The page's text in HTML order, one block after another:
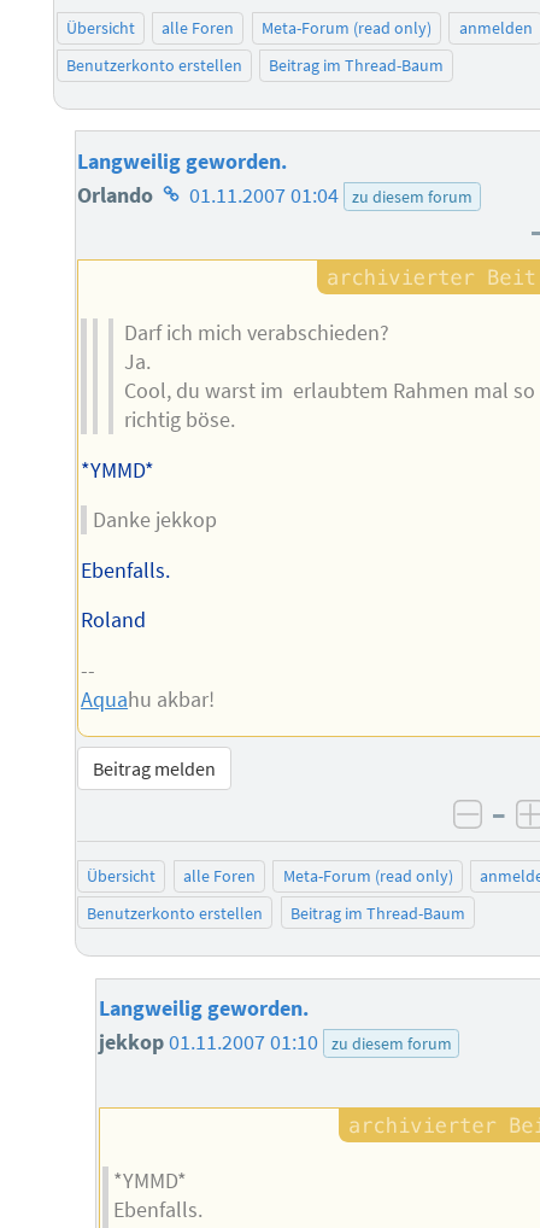
Übersicht alle Foren Meta-Forum (read only)
anmelden
Benutzerkonto erstellen
Beitrag im Thread-Baum
Langweilig geworden.
Orlando Homepage
Autors
01.11.2007 01:04 zu diesem forum
Darf ich mich verabschieden?
Ja.
Cool, du warst im erlaubtem Rahmen mal so
richtig böse.
*YMMD*
Danke jekkop
Ebenfalls.
Roland
--
Aquahu akbar!
Beitrag melden
–
Übersicht alle Foren Meta-Forum (read only)
Benutzerkonto erstellen
Beitrag im Thread-Baum
Langweilig geworden.
jekkop01.11.2007 01:10 zu diesem forum
*YMMD*
Ebenfalls.